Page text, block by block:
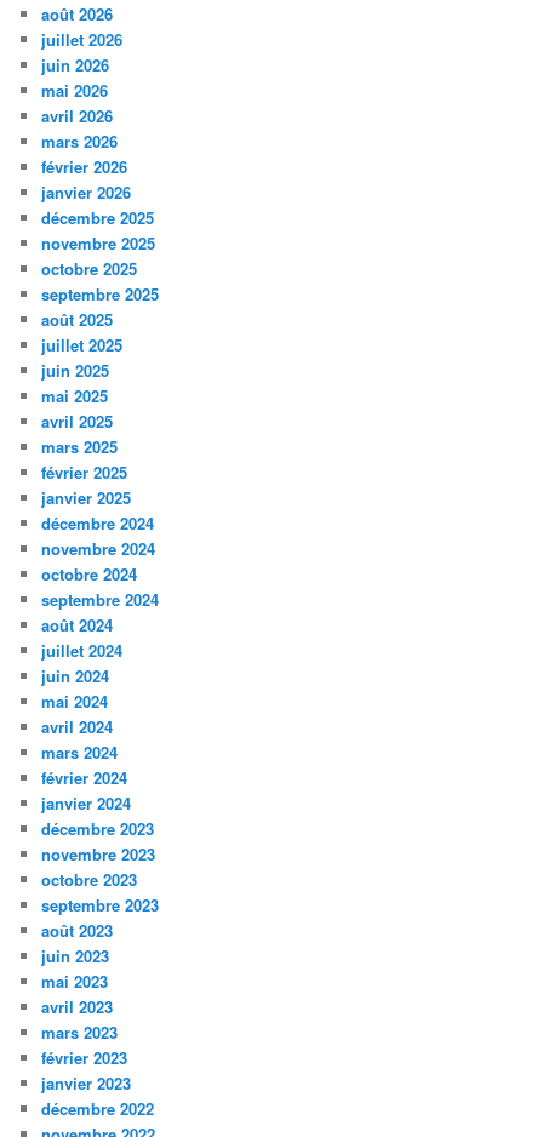
août 2026
juillet 2026
juin 2026
mai 2026
avril 2026
mars 2026
février 2026
janvier 2026
décembre 2025
novembre 2025
octobre 2025
septembre 2025
août 2025
juillet 2025
juin 2025
mai 2025
avril 2025
mars 2025
février 2025
janvier 2025
décembre 2024
novembre 2024
octobre 2024
septembre 2024
août 2024
juillet 2024
juin 2024
mai 2024
avril 2024
mars 2024
février 2024
janvier 2024
décembre 2023
novembre 2023
octobre 2023
septembre 2023
août 2023
juin 2023
mai 2023
avril 2023
mars 2023
février 2023
janvier 2023
décembre 2022